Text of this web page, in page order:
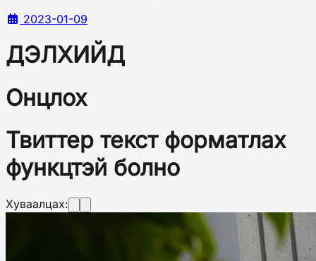
2023-01-09
ДЭЛХИЙД
Онцлох
Твиттер текст форматлах
функцтэй болно
Хуваалцах: